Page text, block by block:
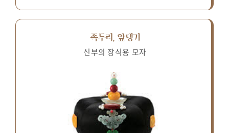
족두리, 앞댕기
신부의 장식용 모자